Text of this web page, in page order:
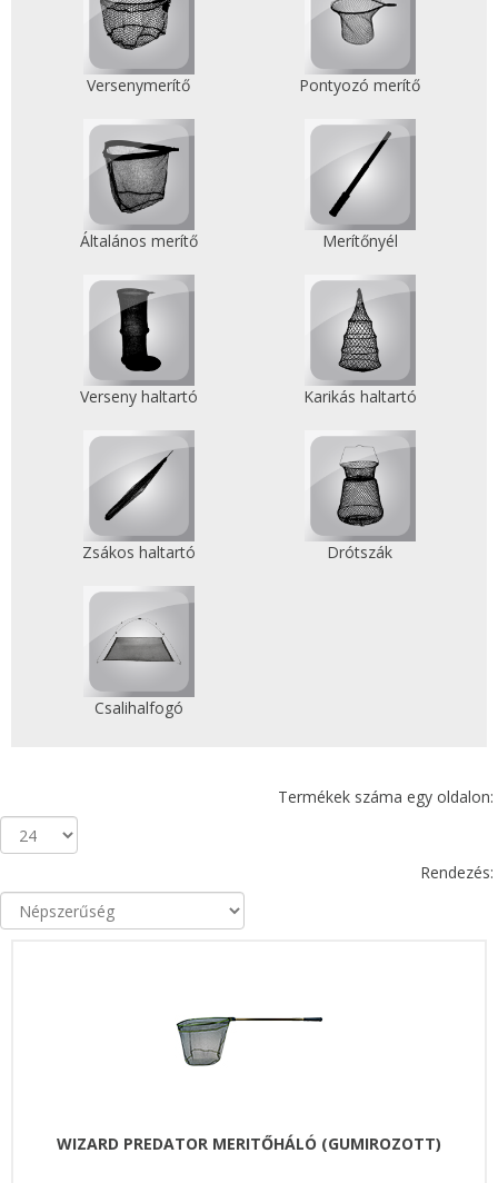
Versenymerítő Pontyozó merítő
Általános merítő Merítőnyél
Verseny haltartó Karikás haltartó
Zsákos haltartó Drótszák
Csalihalfogó
Termékek száma egy oldalon:
Rendezés:
WIZARD PREDATOR MERITŐHÁLÓ (GUMIROZOTT)